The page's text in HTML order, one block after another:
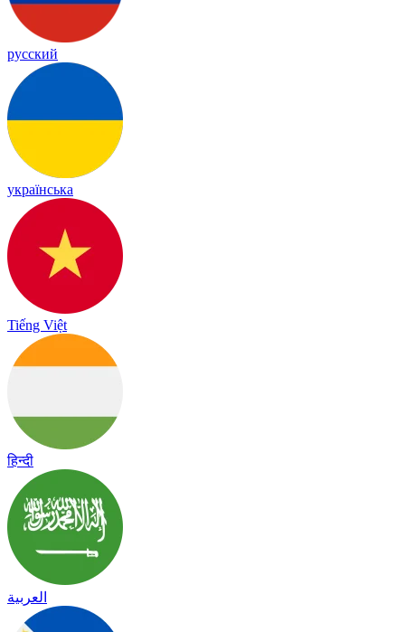
русский
українська
Tiếng Việt
हिन्दी
العربية